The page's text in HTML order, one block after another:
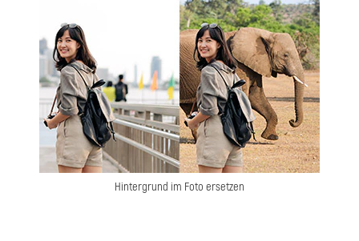
Hintergrund im Foto ersetzen